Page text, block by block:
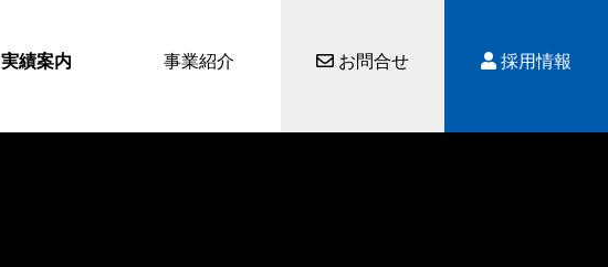
実績案内 事業紹介 お問合せ 採用情報